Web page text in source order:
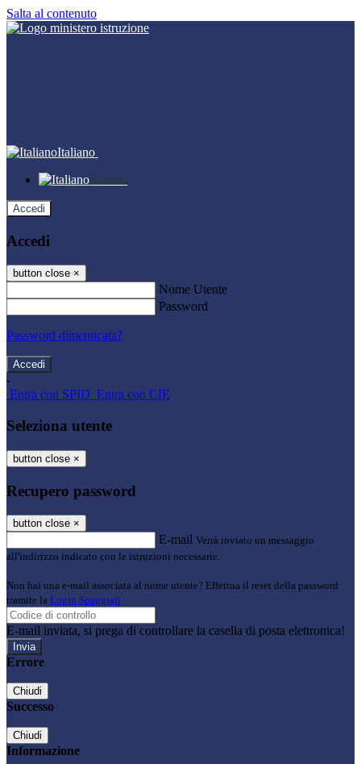
Salta al contenuto
Italiano
Italiano
Accedi
Accedi
button close ×
Nome Utente
Password
Password dimenticata?
-
Entra con SPID Entra con CIE
Seleziona utente
button close ×
Recupero password
button close ×
E-mail Verrà inviato un messaggio
all'indirizzo indicato con le istruzioni necessarie.
Non hai una e-mail associata al nome utente? Effettua il reset della password
tramite la Login Spaggiari
E-mail inviata, si prega di controllare la casella di posta elettronica!
Errore
Chiudi
Successo
Chiudi
Informazione